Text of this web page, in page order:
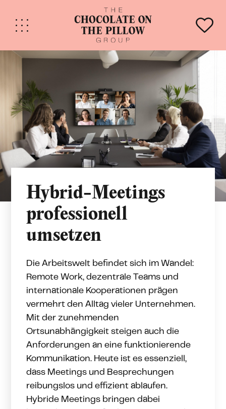
Hybrid-Meetings
professionell
umsetzen
Die Arbeitswelt befindet sich im Wandel:
Remote Work, dezentrale Teams und
internationale Kooperationen prägen
vermehrt den Alltag vieler Unternehmen.
Mit der zunehmenden
Ortsunabhängigkeit steigen auch die
Anforderungen an eine funktionierende
Kommunikation. Heute ist es essenziell,
dass Meetings und Besprechungen
reibungslos und effizient ablaufen.
Hybride Meetings bringen dabei